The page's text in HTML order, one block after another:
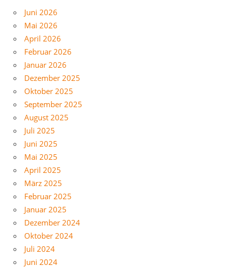
Juni 2026
Mai 2026
April 2026
Februar 2026
Januar 2026
Dezember 2025
Oktober 2025
September 2025
August 2025
Juli 2025
Juni 2025
Mai 2025
April 2025
März 2025
Februar 2025
Januar 2025
Dezember 2024
Oktober 2024
Juli 2024
Juni 2024